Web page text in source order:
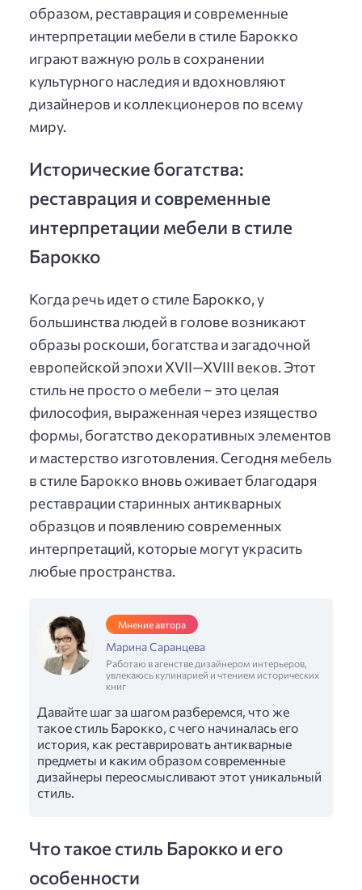
образом, реставрация и современные
интерпретации мебели в стиле Барокко
играют важную роль в сохранении
культурного наследия и вдохновляют
дизайнеров и коллекционеров по всему
миру.
Исторические богатства:
реставрация и современные
интерпретации мебели в стиле
Барокко
Когда речь идет о стиле Барокко, у
большинства людей в голове возникают
образы роскоши, богатства и загадочной
европейской эпохи XVII—XVIII веков. Этот
стиль не просто о мебели – это целая
философия, выраженная через изящество
формы, богатство декоративных элементов
и мастерство изготовления. Сегодня мебель
в стиле Барокко вновь оживает благодаря
реставрации старинных антикварных
образцов и появлению современных
интерпретаций, которые могут украсить
любые пространства.
Мнение автора
Марина Саранцева
Работаю в агенстве дизайнером интерьеров,
увлекаюсь кулинарией и чтением исторических
книг
Давайте шаг за шагом разберемся, что же
такое стиль Барокко, с чего начиналась его
история, как реставрировать антикварные
предметы и каким образом современные
дизайнеры переосмысливают этот уникальный
стиль.
Что такое стиль Барокко и его
особенности